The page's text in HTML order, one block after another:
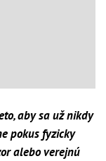
aby sa už nikdy
pokus fyzicky
alebo verejnú